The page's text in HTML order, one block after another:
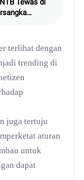
Tewas di
terlihat dengan
trending di
juga tertuju
aturan
untuk
dapat